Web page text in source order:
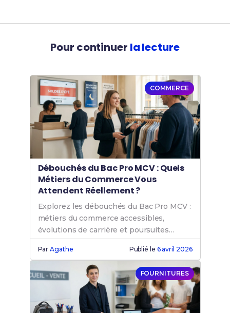
Pour continuer la lecture
COMMERCE
Débouchés du Bac Pro MCV : Quels
Métiers du Commerce Vous
Attendent Réellement ?
Explorez les débouchés du Bac Pro MCV :
métiers du commerce accessibles,
évolutions de carrière et poursuites
d'études après votre diplôme.
ParAgathe Publié le 6 avril 2026
FOURNITURES